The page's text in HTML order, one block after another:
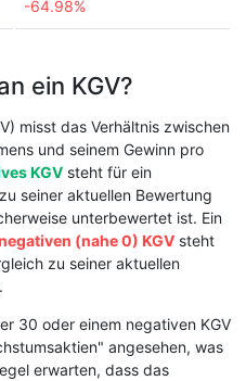
-64.98%
ein KGV?
misst das Verhältnis zwischen
und seinem Gewinn pro
KGV steht für ein
seiner aktuellen Bewertung
unterbewertet ist. Ein
(nahe 0) KGV steht
zu seiner aktuellen
30 oder einem negativen KGV
angesehen, was
erwarten, dass das